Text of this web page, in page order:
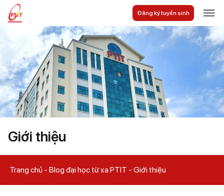
Đăng ký tuyển sinh
Giới thiệu
Trang chủ Blog đại học từ xa PTIT Giới thiệu